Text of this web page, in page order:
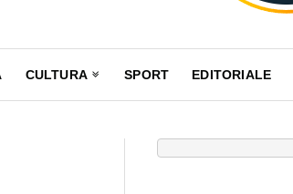
CULTURA SPORT EDITORIALE